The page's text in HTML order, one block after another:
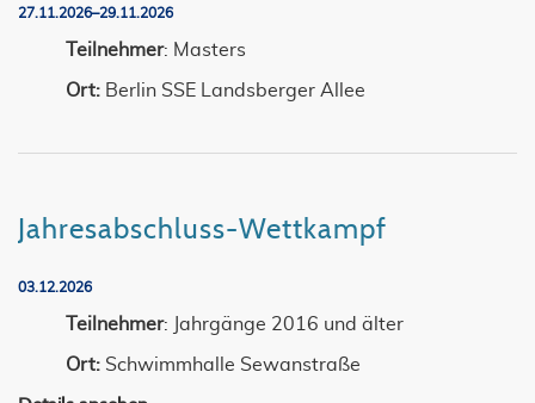
27.11.2026–29.11.2026
Teilnehmer: Masters
Ort: Berlin SSE Landsberger Allee
Jahresabschluss-Wettkampf
03.12.2026
Teilnehmer: Jahrgänge 2016 und älter
Ort: Schwimmhalle Sewanstraße